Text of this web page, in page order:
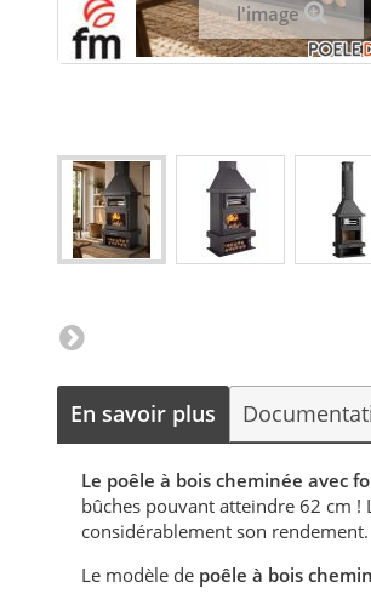
l'image
En savoir plus
Le poêle à bois cheminée avec
bûches pouvant atteindre 62 cm !
considérablement son rendement.
Le modèle de poêle à bois